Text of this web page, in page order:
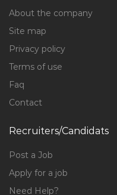
About the company
Site map
Privacy policy
Terms of use
Faq
Contact
Recruiters/Candidats
Post a Job
Apply for a job
Need Help?